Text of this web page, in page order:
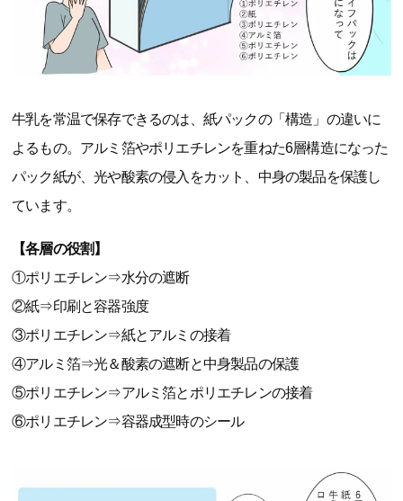
牛乳を常温で保存できるのは、紙パックの「構造」の違いに
よるもの。アルミ箔やポリエチレンを重ねた6層構造になった
パック紙が、光や酸素の侵入をカット、中身の製品を保護し
ています。
【各層の役割】
①ポリエチレン⇒水分の遮断
②紙⇒印刷と容器強度
③ポリエチレン⇒紙とアルミの接着
④アルミ箔⇒光＆酸素の遮断と中身製品の保護
⑤ポリエチレン⇒アルミ箔とポリエチレンの接着
⑥ポリエチレン⇒容器成型時のシール